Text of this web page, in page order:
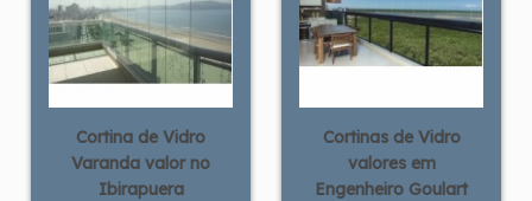
Cortina de Vidro
Varanda valor no
Ibirapuera
Cortinas de Vidro
valores em
Engenheiro Goulart